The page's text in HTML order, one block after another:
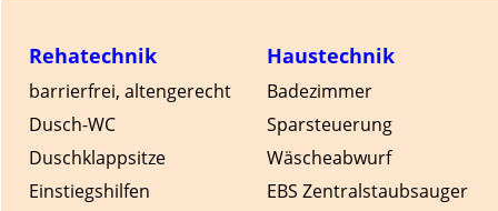
Haustechnik
Badezimmer
Sparsteuerung
Wäscheabwurf
EBS Zentralstaubsauger
Rehatechnik
barrierfrei, altengerecht
Dusch-WC
Duschklappsitze
Einstiegshilfen